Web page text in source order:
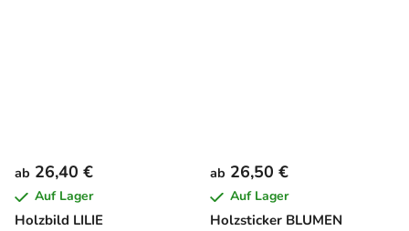
Holzbild LILIE
ab 26,40 €
Auf Lager
Holzsticker BLUMEN
ab 26,50 €
Auf Lager